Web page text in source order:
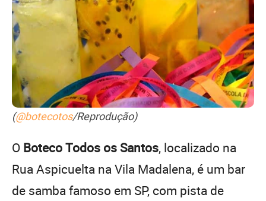
(@botecotos/Reprodução)
O Boteco Todos os Santos, localizado na
Rua Aspicuelta na Vila Madalena, é um bar
de samba famoso em SP, com pista de